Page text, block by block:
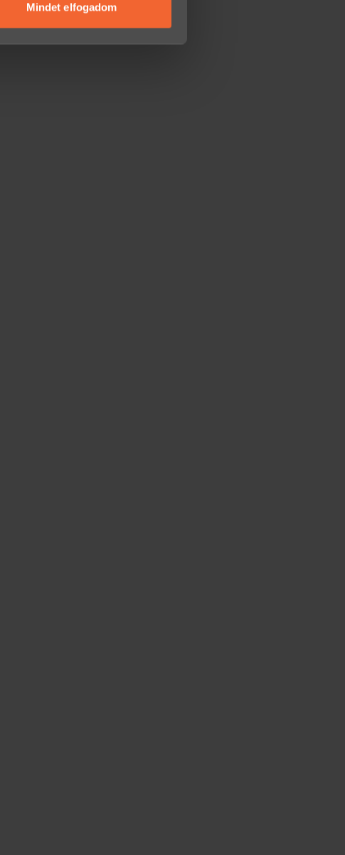
Mindet elfogadom